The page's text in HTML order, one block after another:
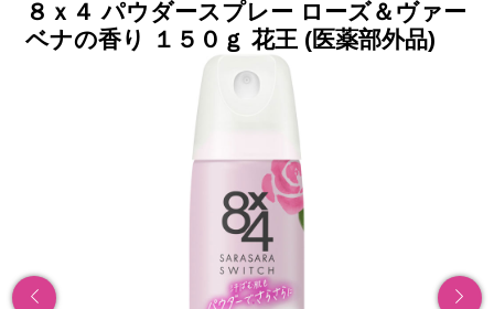
８ｘ４ パウダースプレー ローズ＆ヴァー
ベナの香り １５０ｇ 花王 (医薬部外品)